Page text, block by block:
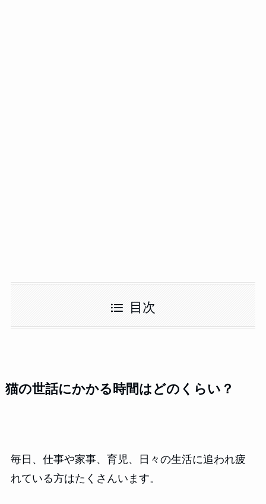
目次
猫の世話にかかる時間はどのくらい？
毎日、仕事や家事、育児、日々の生活に追われ疲
れている方はたくさんいます。